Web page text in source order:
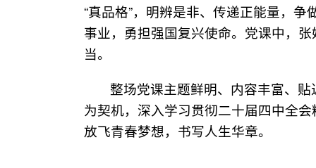
“真品格”，明辨是非、传递正能量，
事业，勇担强国复兴使命。党课中，
当。
整场党课主题鲜明、内容丰富、
为契机，深入学习贯彻二十届四中全
放飞青春梦想，书写人生华章。